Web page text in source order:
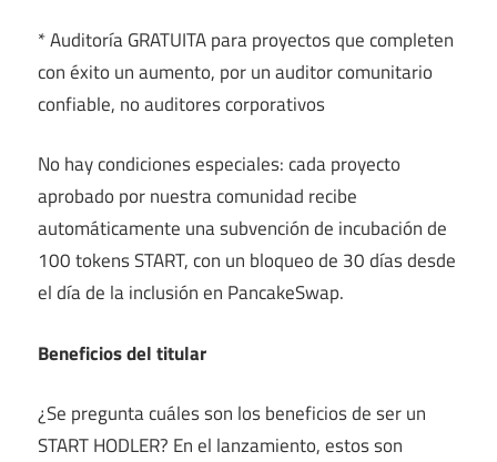
* Auditoría GRATUITA para proyectos que completen
con éxito un aumento, por un auditor comunitario
confiable, no auditores corporativos
No hay condiciones especiales: cada proyecto
aprobado por nuestra comunidad recibe
automáticamente una subvención de incubación de
100 tokens START, con un bloqueo de 30 días desde
el día de la inclusión en PancakeSwap.
Beneficios del titular
¿Se pregunta cuáles son los beneficios de ser un
START HODLER? En el lanzamiento, estos son